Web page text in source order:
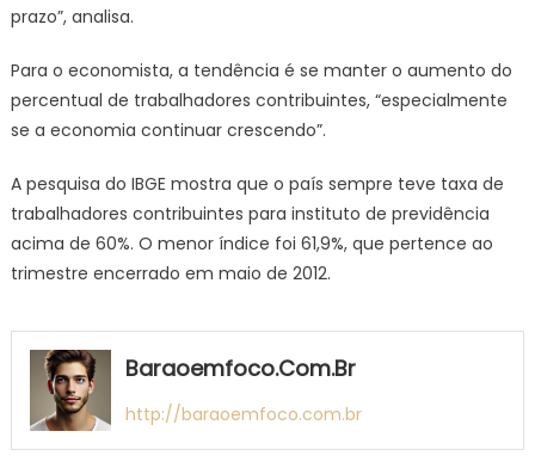
prazo”, analisa.
Para o economista, a tendência é se manter o aumento do
percentual de trabalhadores contribuintes, “especialmente
se a economia continuar crescendo”.
A pesquisa do IBGE mostra que o país sempre teve taxa de
trabalhadores contribuintes para instituto de previdência
acima de 60%. O menor índice foi 61,9%, que pertence ao
trimestre encerrado em maio de 2012.
Baraoemfoco.com.br
http://baraoemfoco.com.br